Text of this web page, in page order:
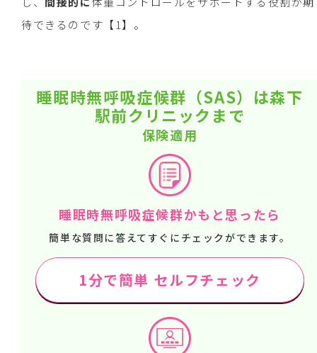
待できるのです【1】。
睡眠時無呼吸症候群（SAS）は森下
駅前クリニックまで
保険適用
睡眠時無呼吸症候群かもと思ったら
簡単な質問に答えてすぐにチェックができます。
1分で簡単 セルフチェック